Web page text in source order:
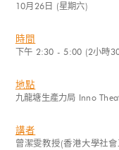
10月26日 (星期六)
時間
下午 2:30 - 5:00 (2小時
地點
九龍塘生產力局 Inno
講者
曾潔雯教授(香港大學社